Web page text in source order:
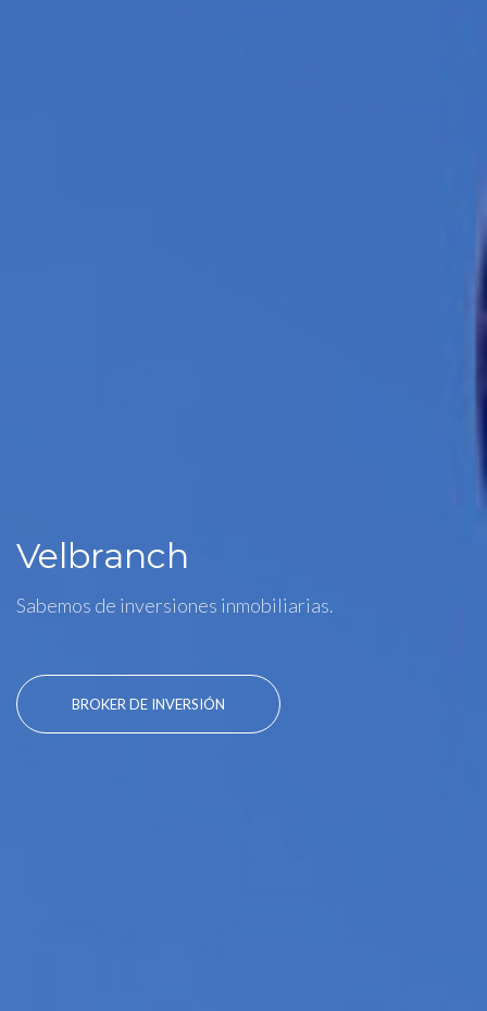
Velbranch
Sabemos de inversiones inmobiliarias.
BROKER DE INVERSIÓN